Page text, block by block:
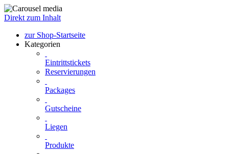
Direkt zum Inhalt
zur Shop-Startseite
Kategorien
Eintrittstickets
Reservierungen
Packages
Gutscheine
Liegen
Produkte